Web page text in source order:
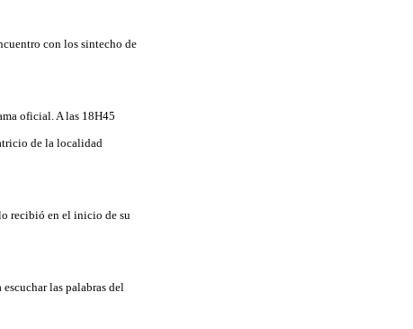
con los sintecho de
oficial. A las 18H45
de la localidad
recibió en el inicio de su
las palabras del